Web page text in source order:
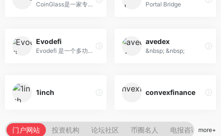
CoinGlass是一家专业的加密衍... Portal Bridge
Evodefi
Evodefi 是一个多功能的下一...
avedex
&nbsp; &nbsp;
1inch convexfinance
门户网站 投资机构 论坛社区 币圈名人 电报咨询 more+